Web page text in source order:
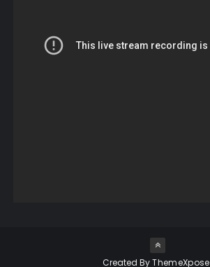
Created ByThemeXpose